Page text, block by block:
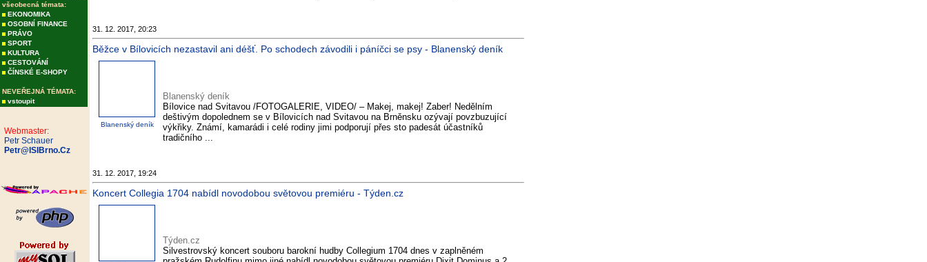
všeobecná témata:
EKONOMIKA
OSOBNÍ FINANCE
PRÁVO
SPORT
KULTURA
CESTOVÁNÍ
ČÍNSKÉ E-SHOPY
NEVEŘEJNÁ TÉMATA:
vstoupit
Webmaster:
Petr Schauer
Petr@ISIBrno.Cz
31. 12. 2017, 20:23
Běžce v Bílovicích nezastavil ani déšť. Po schodech závodili i páníčci se psy - Blanenský deník
Blanenský deník
Blanenský deník
Bílovice nad Svitavou /FOTOGALERIE, VIDEO/ – Makej, makej! Zaber! Nedělním
deštivým dopolednem se v Bílovicích nad Svitavou na Brněnsku ozývají povzbuzující
výkřiky. Známí, kamarádi i celé rodiny jimi podporují přes sto padesát účastníků
tradičního ...
31. 12. 2017, 19:24
Koncert Collegia 1704 nabídl novodobou světovou premiéru - Týden.cz
Týden.cz
Silvestrovský koncert souboru barokní hudby Collegium 1704 dnes v zaplněném